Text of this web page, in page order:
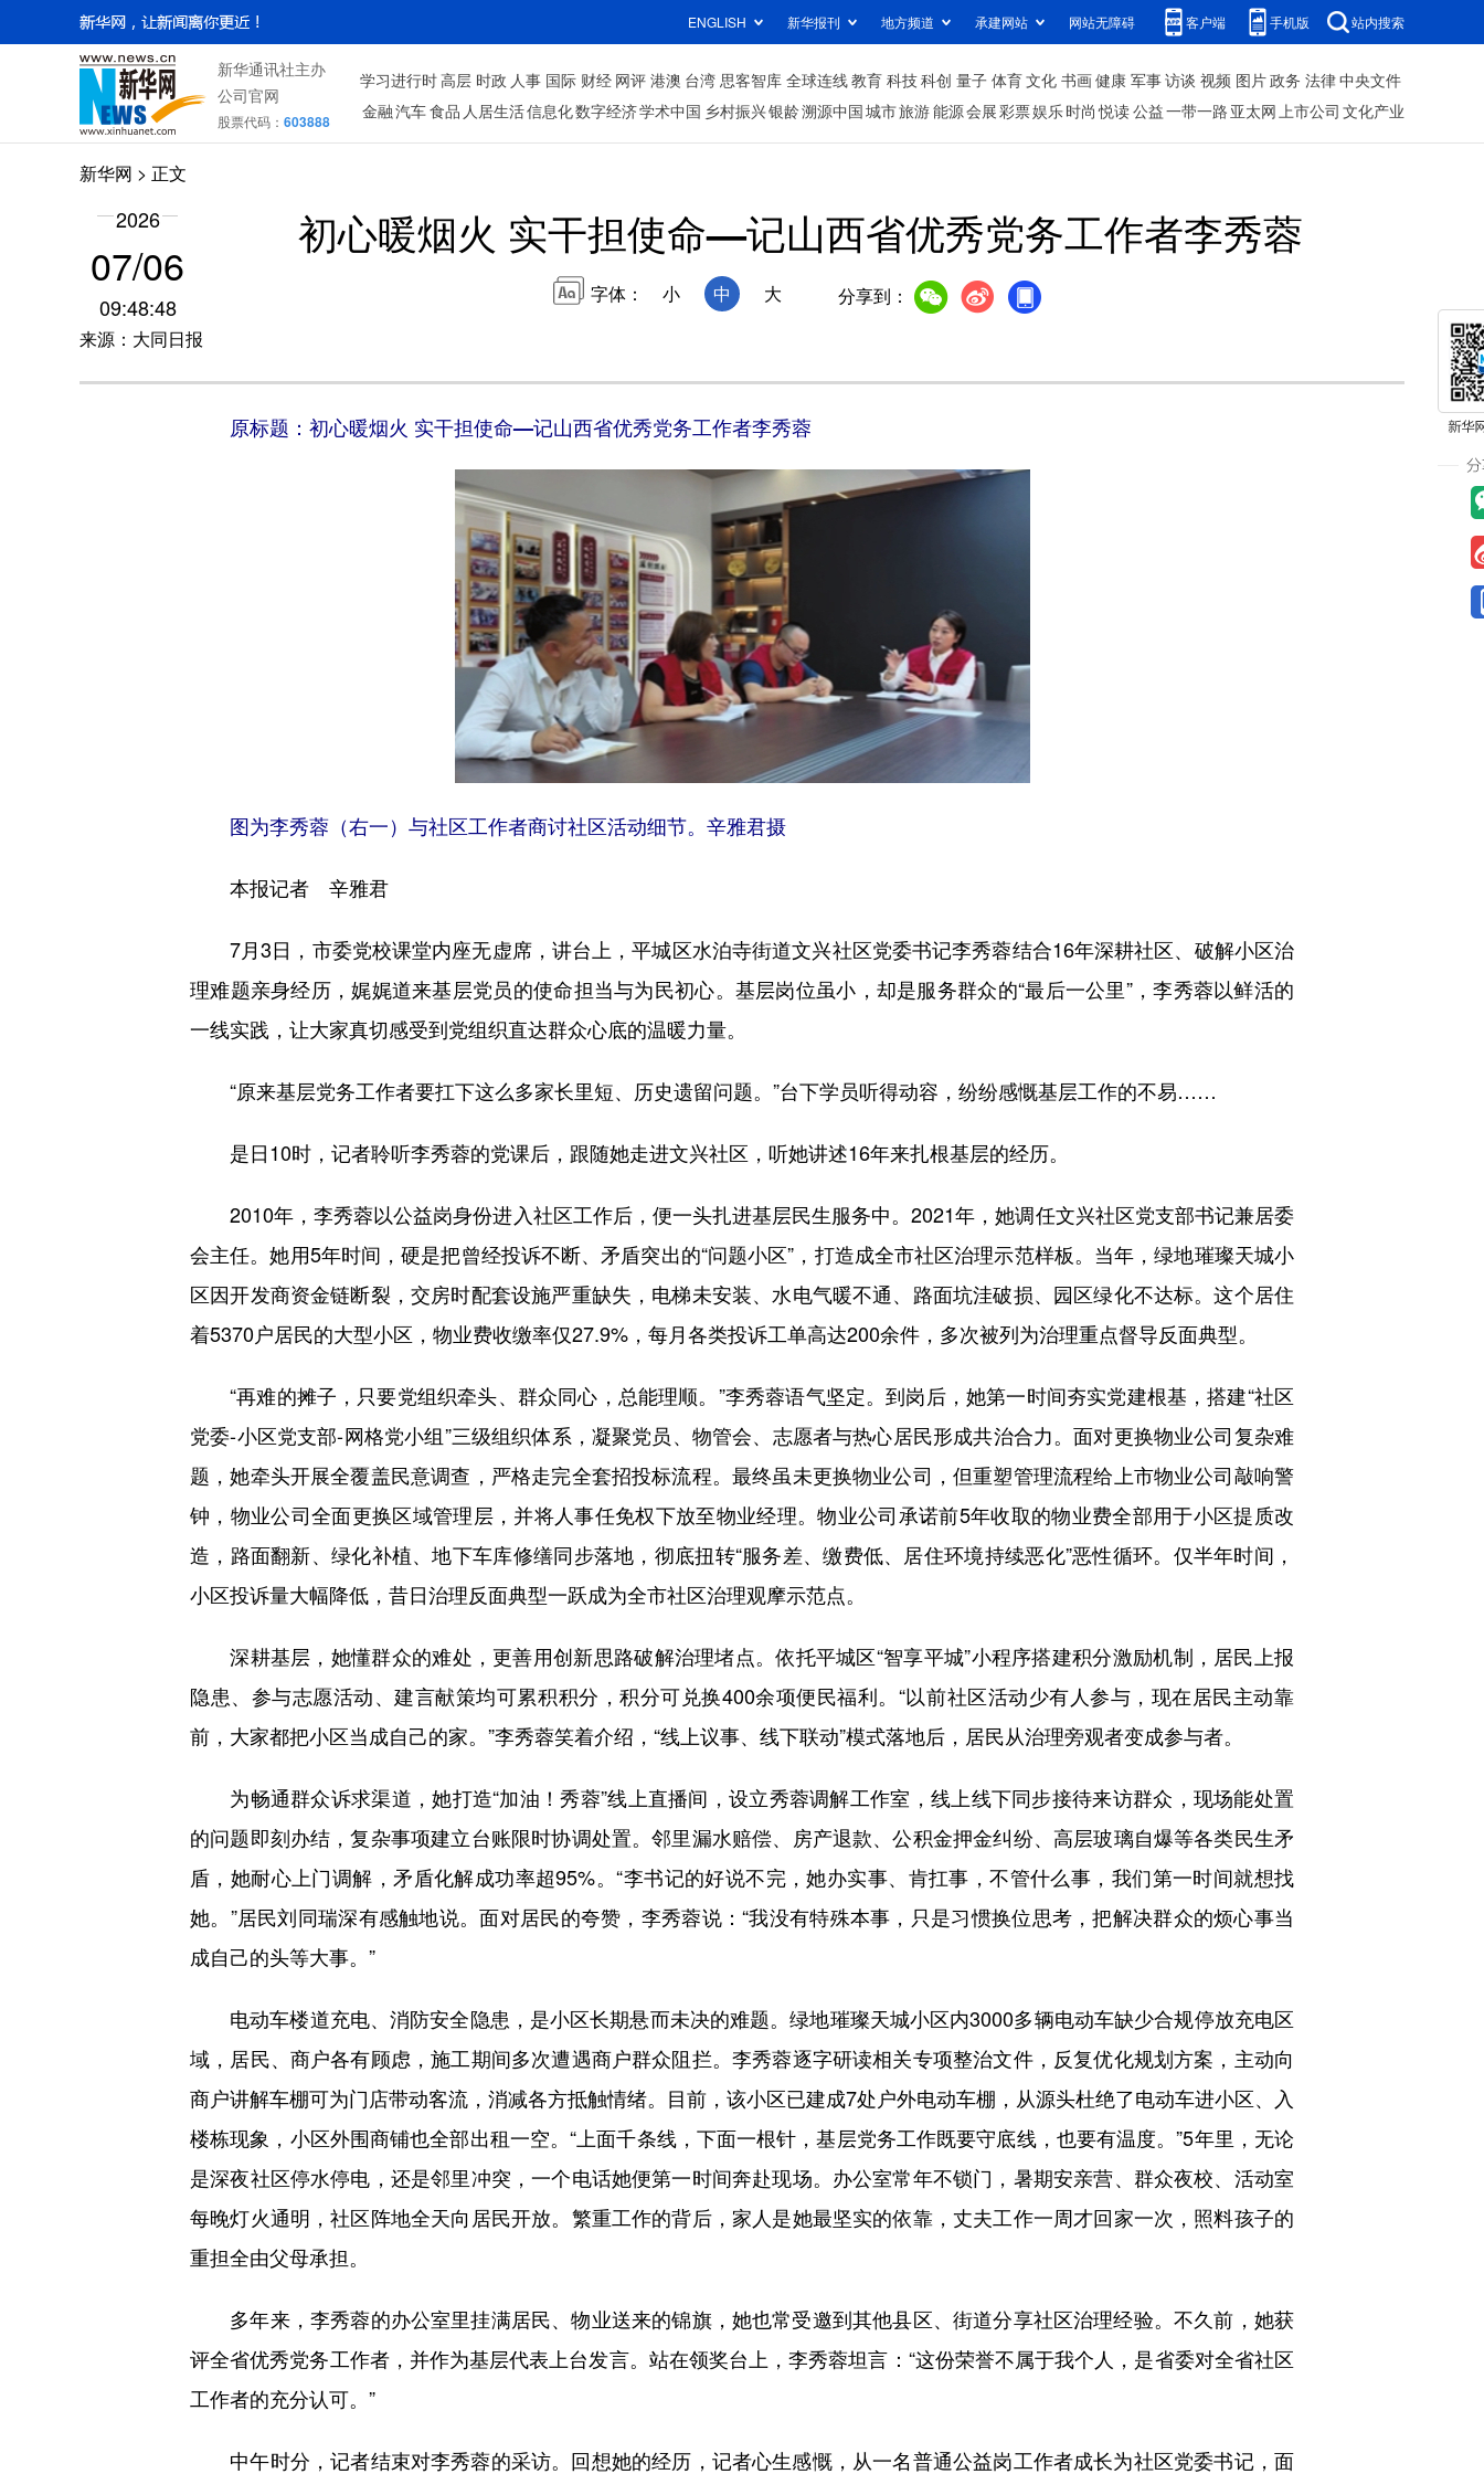
ENGLISH 新华报刊 地方频道 承建网站 网站无障碍 客户端 手机版 站内搜索
新华通讯社主办
公司官网
股票代码： 603888
学习进行时高层 时政 人事 国际 财经 网评 港澳 台湾 思客智库 全球连线教育 科技科创 量子 体育文化 书画健康 军事访谈 视频 图片政务 法律中央文件
金融汽车食品 人居生活信息化数字经济学术中国 乡村振兴银龄溯源中国城市旅游能源会展彩票娱乐时尚 悦读公益一带一路 亚太网上市公司 文化产业
新华网 > 正文
2026
07/06
09:48:48
来源：大同日报
初心暖烟火 实干担使命—记山西省优秀党务工作者李秀蓉
字体： 小 中 大 分享到：
原标题：初心暖烟火 实干担使命—记山西省优秀党务工作者李秀蓉
图为李秀蓉（右一）与社区工作者商讨社区活动细节。辛雅君摄
本报记者 辛雅君
7月3日，市委党校课堂内座无虚席，讲台上，平城区水泊寺街道文兴社区党委书记李秀蓉结合16年深耕社区、破解小区治
理难题亲身经历，娓娓道来基层党员的使命担当与为民初心。基层岗位虽小，却是服务群众的“最后一公里”，李秀蓉以鲜活的
一线实践，让大家真切感受到党组织直达群众心底的温暖力量。
“原来基层党务工作者要扛下这么多家长里短、历史遗留问题。”台下学员听得动容，纷纷感慨基层工作的不易……
是日10时，记者聆听李秀蓉的党课后，跟随她走进文兴社区，听她讲述16年来扎根基层的经历。
2010年，李秀蓉以公益岗身份进入社区工作后，便一头扎进基层民生服务中。2021年，她调任文兴社区党支部书记兼居委
会主任。她用5年时间，硬是把曾经投诉不断、矛盾突出的“问题小区”，打造成全市社区治理示范样板。当年，绿地璀璨天城小
区因开发商资金链断裂，交房时配套设施严重缺失，电梯未安装、水电气暖不通、路面坑洼破损、园区绿化不达标。这个居住
着5370户居民的大型小区，物业费收缴率仅27.9%，每月各类投诉工单高达200余件，多次被列为治理重点督导反面典型。
“再难的摊子，只要党组织牵头、群众同心，总能理顺。”李秀蓉语气坚定。到岗后，她第一时间夯实党建根基，搭建“社区
党委-小区党支部-网格党小组”三级组织体系，凝聚党员、物管会、志愿者与热心居民形成共治合力。面对更换物业公司复杂难
题，她牵头开展全覆盖民意调查，严格走完全套招投标流程。最终虽未更换物业公司，但重塑管理流程给上市物业公司敲响警
钟，物业公司全面更换区域管理层，并将人事任免权下放至物业经理。物业公司承诺前5年收取的物业费全部用于小区提质改
造，路面翻新、绿化补植、地下车库修缮同步落地，彻底扭转“服务差、缴费低、居住环境持续恶化”恶性循环。仅半年时间，
小区投诉量大幅降低，昔日治理反面典型一跃成为全市社区治理观摩示范点。
深耕基层，她懂群众的难处，更善用创新思路破解治理堵点。依托平城区“智享平城”小程序搭建积分激励机制，居民上报
隐患、参与志愿活动、建言献策均可累积积分，积分可兑换400余项便民福利。“以前社区活动少有人参与，现在居民主动靠
前，大家都把小区当成自己的家。”李秀蓉笑着介绍，“线上议事、线下联动”模式落地后，居民从治理旁观者变成参与者。
为畅通群众诉求渠道，她打造“加油！秀蓉”线上直播间，设立秀蓉调解工作室，线上线下同步接待来访群众，现场能处置
的问题即刻办结，复杂事项建立台账限时协调处置。邻里漏水赔偿、房产退款、公积金押金纠纷、高层玻璃自爆等各类民生矛
盾，她耐心上门调解，矛盾化解成功率超95%。“李书记的好说不完，她办实事、肯扛事，不管什么事，我们第一时间就想找
她。”居民刘同瑞深有感触地说。面对居民的夸赞，李秀蓉说：“我没有特殊本事，只是习惯换位思考，把解决群众的烦心事当
成自己的头等大事。”
电动车楼道充电、消防安全隐患，是小区长期悬而未决的难题。绿地璀璨天城小区内3000多辆电动车缺少合规停放充电区
域，居民、商户各有顾虑，施工期间多次遭遇商户群众阻拦。李秀蓉逐字研读相关专项整治文件，反复优化规划方案，主动向
商户讲解车棚可为门店带动客流，消减各方抵触情绪。目前，该小区已建成7处户外电动车棚，从源头杜绝了电动车进小区、入
楼栋现象，小区外围商铺也全部出租一空。“上面千条线，下面一根针，基层党务工作既要守底线，也要有温度。”5年里，无论
是深夜社区停水停电，还是邻里冲突，一个电话她便第一时间奔赴现场。办公室常年不锁门，暑期安亲营、群众夜校、活动室
每晚灯火通明，社区阵地全天向居民开放。繁重工作的背后，家人是她最坚实的依靠，丈夫工作一周才回家一次，照料孩子的
重担全由父母承担。
多年来，李秀蓉的办公室里挂满居民、物业送来的锦旗，她也常受邀到其他县区、街道分享社区治理经验。不久前，她获
评全省优秀党务工作者，并作为基层代表上台发言。站在领奖台上，李秀蓉坦言：“这份荣誉不属于我个人，是省委对全省社区
工作者的充分认可。”
中午时分，记者结束对李秀蓉的采访。回想她的经历，记者心生感慨，从一名普通公益岗工作者成长为社区党委书记，面